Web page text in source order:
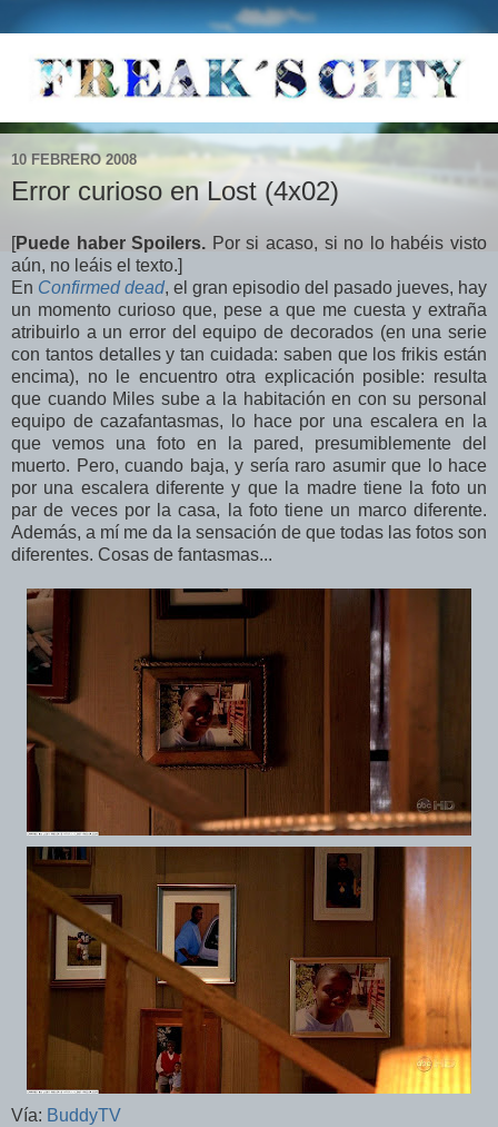
10 FEBRERO 2008
Error curioso en Lost (4x02)
[Puede haber Spoilers. Por si acaso, si no lo habéis visto
aún, no leáis el texto.]
En Confirmed dead, el gran episodio del pasado jueves, hay
un momento curioso que, pese a que me cuesta y extraña
atribuirlo a un error del equipo de decorados (en una serie
con tantos detalles y tan cuidada: saben que los frikis están
encima), no le encuentro otra explicación posible: resulta
que cuando Miles sube a la habitación en con su personal
equipo de cazafantasmas, lo hace por una escalera en la
que vemos una foto en la pared, presumiblemente del
muerto. Pero, cuando baja, y sería raro asumir que lo hace
por una escalera diferente y que la madre tiene la foto un
par de veces por la casa, la foto tiene un marco diferente.
Además, a mí me da la sensación de que todas las fotos son
diferentes. Cosas de fantasmas...
Vía: BuddyTV